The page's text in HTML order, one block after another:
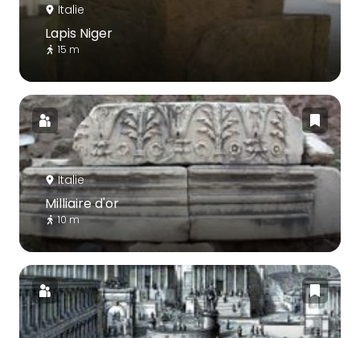
Italie
Lapis Niger
15 m
Italie
Milliaire d'or
10 m